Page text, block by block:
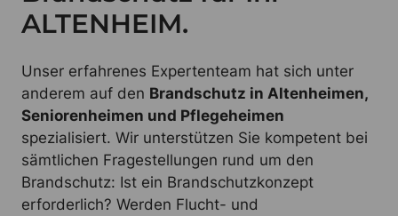
ALTENHEIM.
Unser erfahrenes Expertenteam hat sich unter
anderem auf den Brandschutz in Altenheimen,
Seniorenheimen und Pflegeheimen
spezialisiert. Wir unterstützen Sie kompetent bei
sämtlichen Fragestellungen rund um den
Brandschutz: Ist ein Brandschutzkonzept
erforderlich? Werden Flucht- und